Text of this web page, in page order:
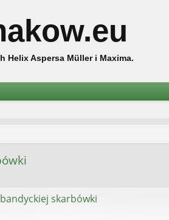
Helix Aspersa Müller i Maxima.
skarbówki